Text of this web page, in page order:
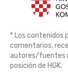
* Los contenidos
comentarios,
autores/fuentes
posición de HGK.